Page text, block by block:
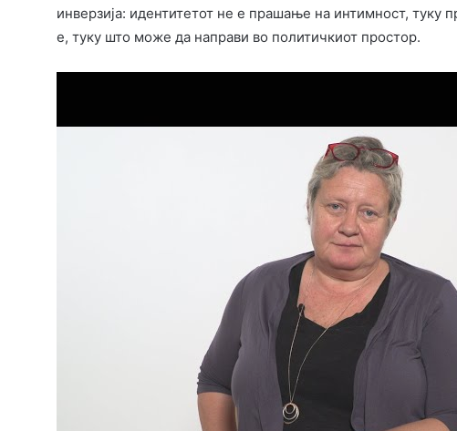
инверзија: идентитетот не е прашање на интимност, туку
е, туку што може да направи во политичкиот простор.